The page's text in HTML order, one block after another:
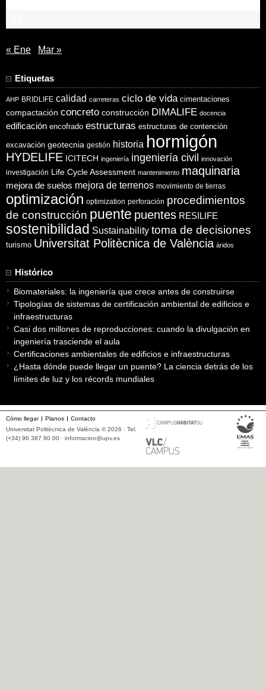
« Ene Mar »
Etiquetas
AHP BRIDLIFE calidad carreteras ciclo de vida cimentaciones
compactación concreto construcción DIMALIFE docencia
edificación encofrado estructuras estructuras de contención
excavación geotecnia gestión historia hormigón
HYDELIFE ICITECH ingeniería ingeniería civil innovación
investigación Life Cycle Assessment mantenimiento maquinaria
mejora de suelos mejora de terrenos movimiento de tierras
optimización optimization perforación procedimientos
de construcción puente puentes RESILIFE
sostenibilidad Sustainability toma de decisiones
turismo Universitat Politècnica de València áridos
Histórico
Biomateriales: la ingeniería que crece antes de construirse
Tipologías de sistemas de certificación ambiental de edificios e
infraestructuras
Casi dos millones de reproducciones: cuando la divulgación en
ingeniería trasciende el aula
Certificaciones ambientales de edificios e infraestructuras
¿Hasta dónde puede llegar un puente? La ciencia detrás de los
límites de luz y los récords mundiales
Cómo llegar Planos
Contacto
Universitat Politècnica de València © 2026 · Tel.
(+34) 96 387 90 00 · informacion@upv.es